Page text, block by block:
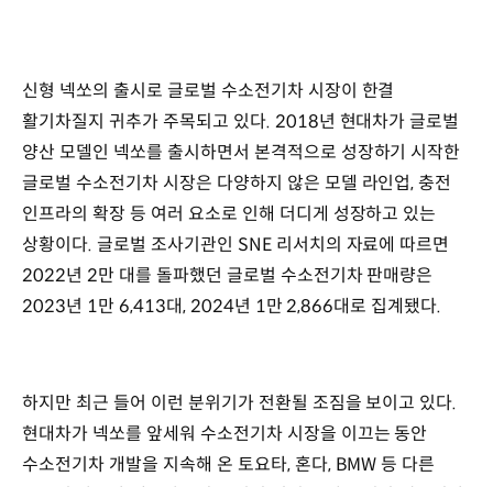
신형 넥쏘의 출시로 글로벌 수소전기차 시장이 한결
활기차질지 귀추가 주목되고 있다. 2018년 현대차가 글로벌
양산 모델인 넥쏘를 출시하면서 본격적으로 성장하기 시작한
글로벌 수소전기차 시장은 다양하지 않은 모델 라인업, 충전
인프라의 확장 등 여러 요소로 인해 더디게 성장하고 있는
상황이다. 글로벌 조사기관인 SNE 리서치의 자료에 따르면
2022년 2만 대를 돌파했던 글로벌 수소전기차 판매량은
2023년 1만 6,413대, 2024년 1만 2,866대로 집계됐다.
하지만 최근 들어 이런 분위기가 전환될 조짐을 보이고 있다.
현대차가 넥쏘를 앞세워 수소전기차 시장을 이끄는 동안
수소전기차 개발을 지속해 온 토요타, 혼다, BMW 등 다른